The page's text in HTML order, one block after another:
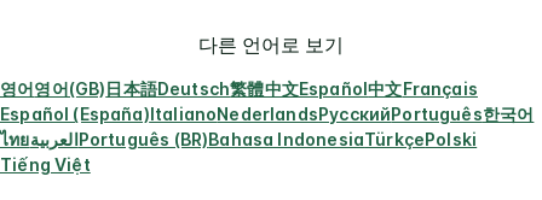
다른 언어로 보기
영어영어(GB)日本語Deutsch繁體中文Español中文Français
Español (España)ItalianoNederlandsРусскийPortuguês한국어
ไทยالعربيةPortuguês (BR)Bahasa IndonesiaTürkçePolski
Tiếng Việt